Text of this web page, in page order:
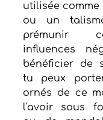
utilisée
ou un
prémunir
influences
bénéficier de
tu peux
ornés de ce
l'avoir sous